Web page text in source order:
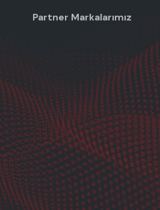
Partner Markalarımız